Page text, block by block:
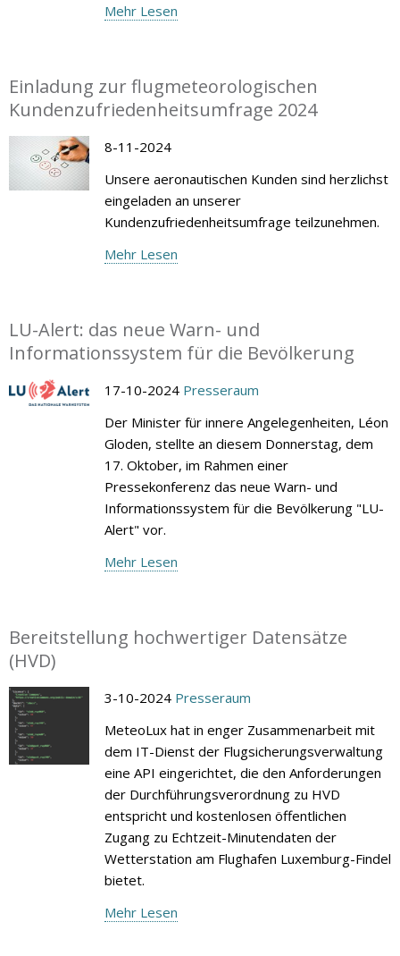
Mehr Lesen
Einladung zur flugmeteorologischen
Kundenzufriedenheitsumfrage 2024
8-11-2024
Unsere aeronautischen Kunden sind herzlichst
eingeladen an unserer
Kundenzufriedenheitsumfrage teilzunehmen.
Mehr Lesen
LU-Alert: das neue Warn- und
Informationssystem für die Bevölkerung
17-10-2024 Presseraum
Der Minister für innere Angelegenheiten, Léon
Gloden, stellte an diesem Donnerstag, dem
17. Oktober, im Rahmen einer
Pressekonferenz das neue Warn- und
Informationssystem für die Bevölkerung "LU-
Alert" vor.
Mehr Lesen
Bereitstellung hochwertiger Datensätze
(HVD)
3-10-2024 Presseraum
MeteoLux hat in enger Zusammenarbeit mit
dem IT-Dienst der Flugsicherungsverwaltung
eine API eingerichtet, die den Anforderungen
der Durchführungsverordnung zu HVD
entspricht und kostenlosen öffentlichen
Zugang zu Echtzeit-Minutendaten der
Wetterstation am Flughafen Luxemburg-Findel
bietet.
Mehr Lesen